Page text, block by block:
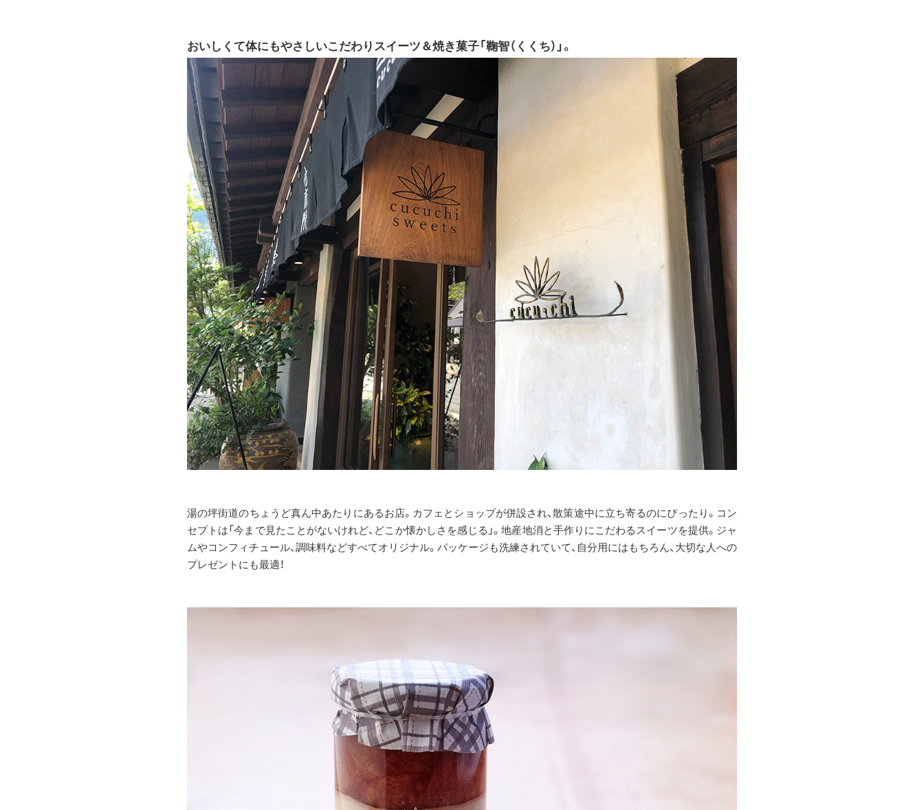
おいしくて体にもやさしいこだわりスイーツ＆焼き菓子「鞠智（くくち）」。
湯の坪街道のちょうど真ん中あたりにあるお店。カフェとショップが併設され、散策途中に立ち寄るのにぴったり。コン
セプトは「今まで見たことがないけれど、どこか懐かしさを感じる」。地産地消と手作りにこだわるスイーツを提供。ジャ
ムやコンフィチュール、調味料などすべてオリジナル。パッケージも洗練されていて、自分用にはもちろん、大切な人への
プレゼントにも最適！